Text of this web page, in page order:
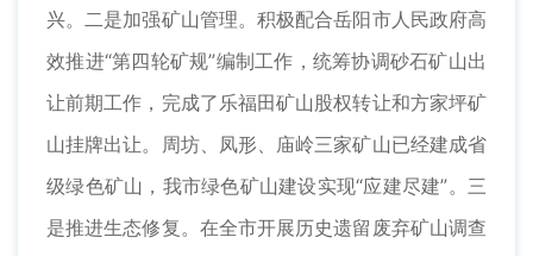
兴。二是加强矿山管理。积极配合岳阳市人民政府高
效推进“第四轮矿规”编制工作，统筹协调砂石矿山出
让前期工作，完成了乐福田矿山股权转让和方家坪矿
山挂牌出让。周坊、凤形、庙岭三家矿山已经建成省
级绿色矿山，我市绿色矿山建设实现“应建尽建”。三
是推进生态修复。在全市开展历史遗留废弃矿山调查